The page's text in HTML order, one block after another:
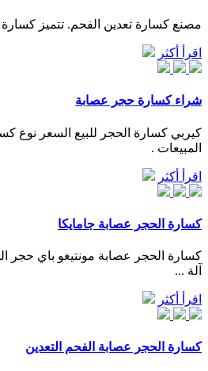
مصنع كسارة تعدين الفحم. تتميز
اقرأ أكثر
شراء كسارة حجر عصابة
المبيعات .
اقرأ أكثر
كسارة الحجر عصابة جامايكا
كسارة الحجر عصابة مونتيغو باي حجر
آلة ...
اقرأ أكثر
كسارة الحجر عصابة الفحم التعدين